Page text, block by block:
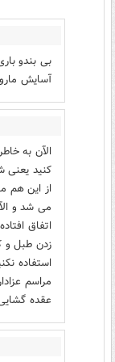
بی بندو
آسایش
الآن به
کنید یعنی
از این هم
می شد و
اتفاق
زدن طبل و
استفاده
مراسم
عقده